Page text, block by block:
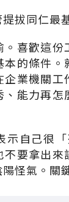
拔同仁最
。喜歡這
本的條件
企業機關
、能力再
示自己很
不要拿出
陽怪氣。